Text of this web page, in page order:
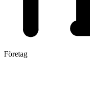
Företag